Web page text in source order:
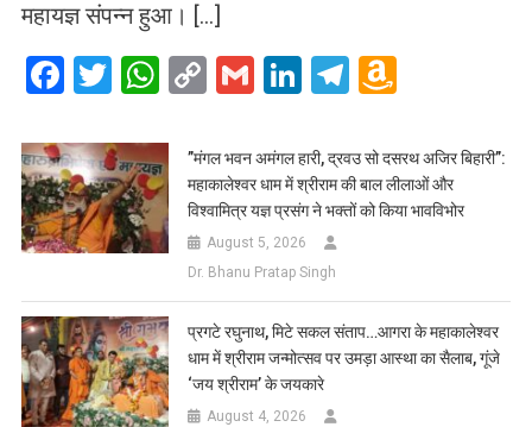
महायज्ञ संपन्न हुआ। […]
Facebook
Twitter
WhatsApp
CopyGmailLinkedIn
Telegram
List
​”मंगल भवन अमंगल हारी, द्रवउ सो दसरथ अजिर बिहारी”:
महाकालेश्वर धाम में श्रीराम की बाल लीलाओं और
विश्वामित्र यज्ञ प्रसंग ने भक्तों को किया भावविभोर
August 5, 2026
Dr. Bhanu Pratap Singh
प्रगटे रघुनाथ, मिटे सकल संताप…आगरा के महाकालेश्वर
धाम में श्रीराम जन्मोत्सव पर उमड़ा आस्था का सैलाब, गूंजे
‘जय श्रीराम’ के जयकारे
August 4, 2026